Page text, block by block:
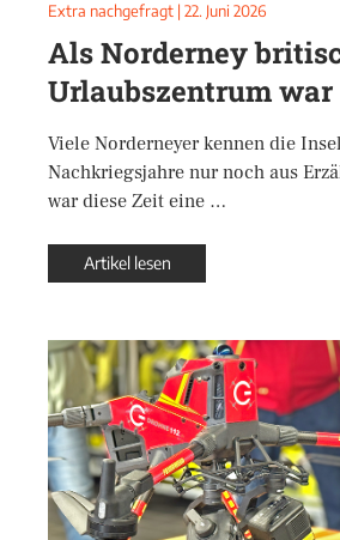
Extra nachgefragt | 22. Juni 2026
Als Norderney
Urlaubszentrum war
Viele Norderneyer kennen die
Nachkriegsjahre nur noch aus
war diese Zeit eine …
Artikel lesen